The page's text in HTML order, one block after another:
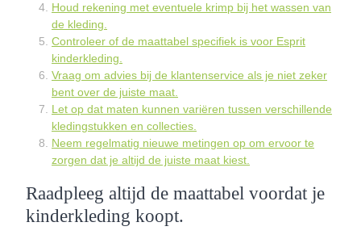
Houd rekening met eventuele krimp bij het wassen van
de kleding.
Controleer of de maattabel specifiek is voor Esprit
kinderkleding.
Vraag om advies bij de klantenservice als je niet zeker
bent over de juiste maat.
Let op dat maten kunnen variëren tussen verschillende
kledingstukken en collecties.
Neem regelmatig nieuwe metingen op om ervoor te
zorgen dat je altijd de juiste maat kiest.
Raadpleeg altijd de maattabel voordat je
kinderkleding koopt.